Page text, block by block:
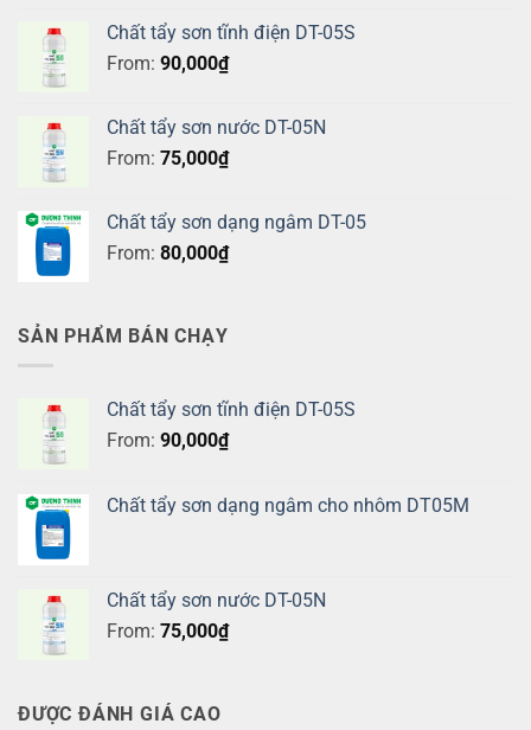
Chất tẩy sơn tĩnh điện DT-05S
From: 90,000₫
Chất tẩy sơn nước DT-05N
From: 75,000₫
Chất tẩy sơn dạng ngâm DT-05
From: 80,000₫
SẢN PHẨM BÁN CHẠY
Chất tẩy sơn tĩnh điện DT-05S
From: 90,000₫
Chất tẩy sơn dạng ngâm cho nhôm DT05M
Chất tẩy sơn nước DT-05N
From: 75,000₫
ĐƯỢC ĐÁNH GIÁ CAO